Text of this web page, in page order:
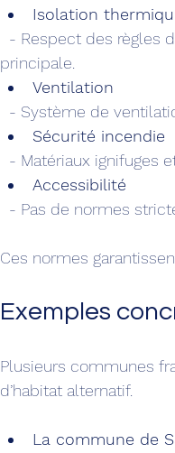
Isolation
principale.
Ventilation
- Système de
Sécurité incendie
- Matériaux ignifuges
Accessibilité
- Pas de normes
Ces normes
Exemples
Plusieurs communes
d’habitat alternatif.
La commune de